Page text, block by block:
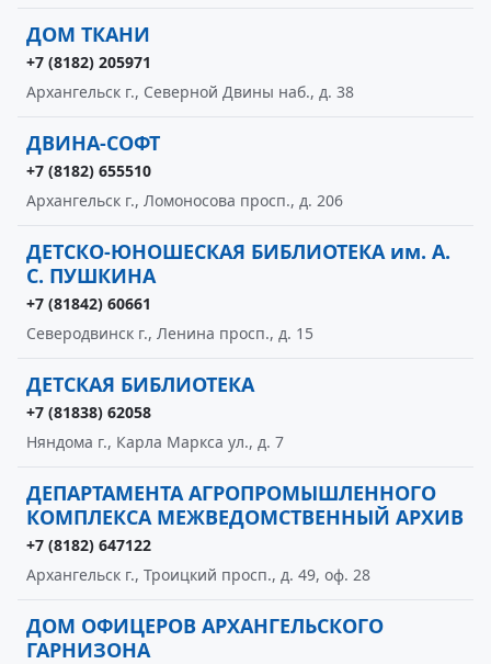
ДОМ ТКАНИ
+7 (8182) 205971
Архангельск г., Северной Двины наб., д. 38
ДВИНА-СОФТ
+7 (8182) 655510
Архангельск г., Ломоносова просп., д. 206
ДЕТСКО-ЮНОШЕСКАЯ БИБЛИОТЕКА им. А.
С. ПУШКИНА
+7 (81842) 60661
Северодвинск г., Ленина просп., д. 15
ДЕТСКАЯ БИБЛИОТЕКА
+7 (81838) 62058
Няндома г., Карла Маркса ул., д. 7
ДЕПАРТАМЕНТА АГРОПРОМЫШЛЕННОГО
КОМПЛЕКСА МЕЖВЕДОМСТВЕННЫЙ АРХИВ
+7 (8182) 647122
Архангельск г., Троицкий просп., д. 49, оф. 28
ДОМ ОФИЦЕРОВ АРХАНГЕЛЬСКОГО
ГАРНИЗОНА